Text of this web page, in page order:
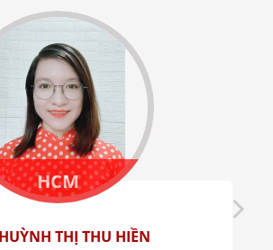
HCM
CÔ : HUỲNH THỊ THU HIỀN